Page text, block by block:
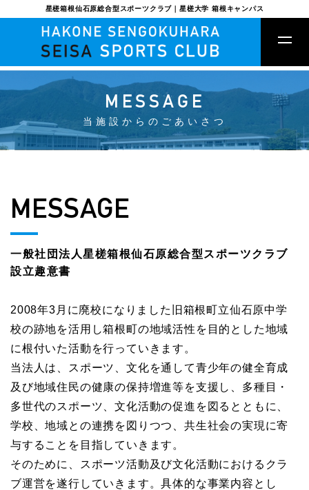
星槎箱根仙石原総合型スポーツクラブ｜星槎大学 箱根キャンパス
MESSAGE
当施設からのごあいさつ
MESSAGE
一般社団法人星槎箱根仙石原総合型スポーツクラブ
設立趣意書
2008年3月に廃校になりました旧箱根町立仙石原中学
校の跡地を活用し箱根町の地域活性を目的とした地域
に根付いた活動を行っていきます。
当法人は、スポーツ、文化を通して青少年の健全育成
及び地域住民の健康の保持増進等を支援し、多種目・
多世代のスポーツ、文化活動の促進を図るとともに、
学校、地域との連携を図りつつ、共生社会の実現に寄
与することを目指していきます。
そのために、スポーツ活動及び文化活動におけるクラ
ブ運営を遂行していきます。具体的な事業内容とし